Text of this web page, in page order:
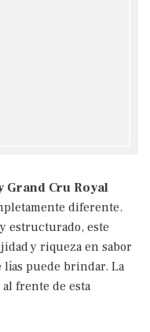
Grand Cru Royal
diferente.
estructurado, este
y riqueza en sabor
lías puede brindar. La
al frente de esta